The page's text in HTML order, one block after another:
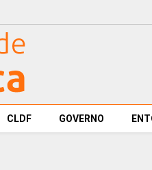
CLDF GOVERNO